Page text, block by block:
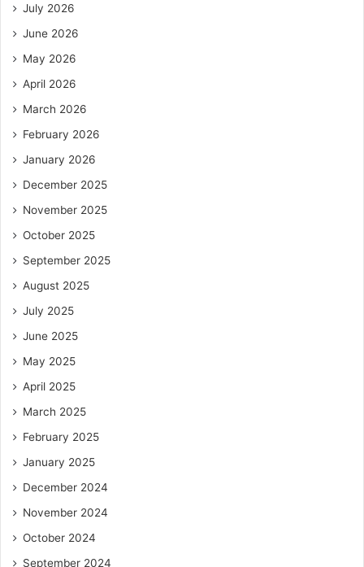
July 2026
June 2026
May 2026
April 2026
March 2026
February 2026
January 2026
December 2025
November 2025
October 2025
September 2025
August 2025
July 2025
June 2025
May 2025
April 2025
March 2025
February 2025
January 2025
December 2024
November 2024
October 2024
September 2024